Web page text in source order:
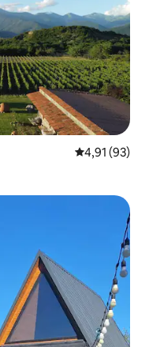
Note
4,91 (93)